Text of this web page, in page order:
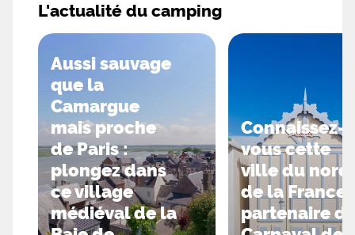
L'actualité du camping
Aussi sauvage
que la
Camargue
mais proche
de Paris :
plongez dans
ce village
médiéval de la
Connaissez-
vous cette
ville du nord
de la France,
partenaire